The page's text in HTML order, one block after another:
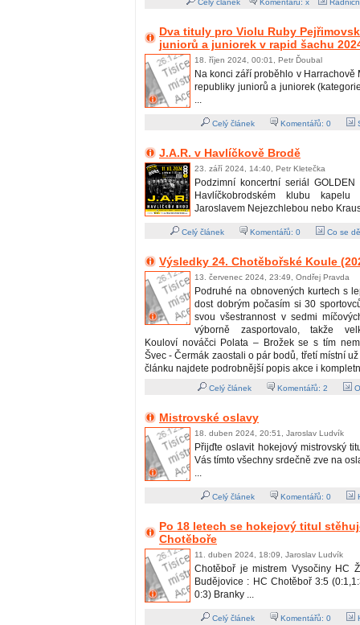
Celý článek Komentářů: x
Dva tituly pro Violu Ruby
juniorů a juniorek v rapid šachu
18. říjen 2024, 00:01, Petr Ďoubal
Na konci září proběhlo v Harrachově
republiky juniorů a juniorek
...
Celý článek Komentářů: 0
J.A.R. v Havlíčkově Brodě
23. září 2024, 14:40, Petr Kletečka
Podzimní koncertní seriál
Havlíčkobrodském klubu
Jaroslavem Nejezchlebou nebo
Celý článek Komentářů: 0 Co se
Výsledky 24. Chotěbořské Koule
13. červenec 2024, 23:49, Ondřej Pravda
Podruhé na obnovených kurtech s
dost dobrým počasím si 30
svou všestrannost v sedmi
výborně zasportovalo, takže
Kouloví nováčci Polata – Brožek se s tím
Švec - Čermák zaostali o pár bodů, třetí místní
článku najdete podrobnější popis akce i
Celý článek Komentářů: 2
Mistrovské oslavy
18. duben 2024, 20:51, Jaroslav Ludvík
Přijďte oslavit hokejový mistrovský
Vás tímto všechny srdečně zve na
...
Celý článek Komentářů: 0
Po 18 letech se hokejový titul
Chotěboře
11. duben 2024, 18:09, Jaroslav Ludvík
Chotěboř je mistrem Vysočiny HC
Budějovice : HC Chotěboř 3:5
0:3) Branky ...
Celý článek Komentářů: 0